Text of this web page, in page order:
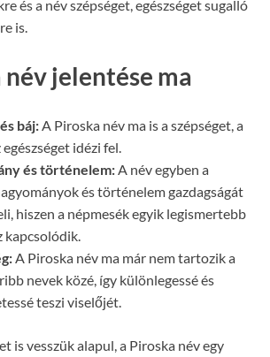
és a név szépséget, egészséget sugalló
is.
jelentése ma
báj:A Piroska név ma is a szépséget, a
egészséget idézi fel.
és történelem:A név egyben a
és történelem gazdagságát
hiszen a népmesék egyik legismertebb
kapcsolódik.
A Piroska név ma már nem tartozik a
nevek közé, így különlegessé és
teszi viselőjét.
is vesszük alapul, a Piroska név egy